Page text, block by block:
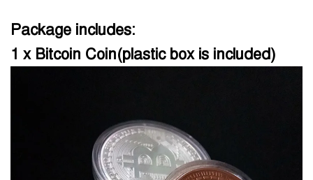
Package includes:
1 x Bitcoin Coin(plastic box is included)